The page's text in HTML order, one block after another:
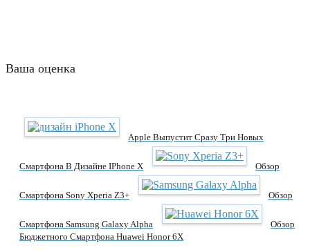
Ваша оценка
Apple Выпустит Сразу Три Новых
Смартфона В Дизайне IPhone X Обзор
Смартфона Sony Xperia Z3+ Обзор
Смартфона Samsung Galaxy Alpha
Обзор
Бюджетного Смартфона Huawei Honor 6X